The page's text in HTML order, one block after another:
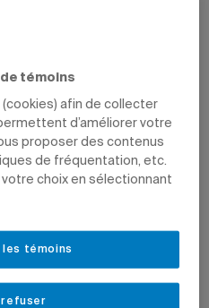
programme de médecine de l’UQ
Les responsables des Tables de
témoins
afin de collecter
d’améliorer votre
proposer des contenus
de fréquentation, etc.
choix en sélectionnant
refuser
témoins